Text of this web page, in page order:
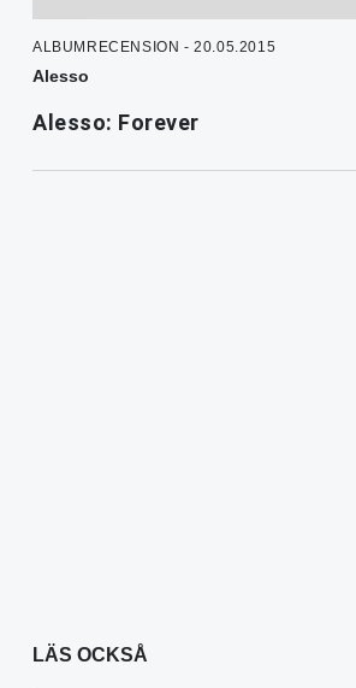
ALBUMRECENSION - 20.05.2015
Alesso
Alesso: Forever
LÄS OCKSÅ